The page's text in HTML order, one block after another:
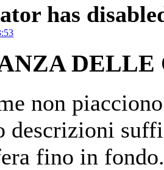
has
DELLE
non
descrizioni
fino in